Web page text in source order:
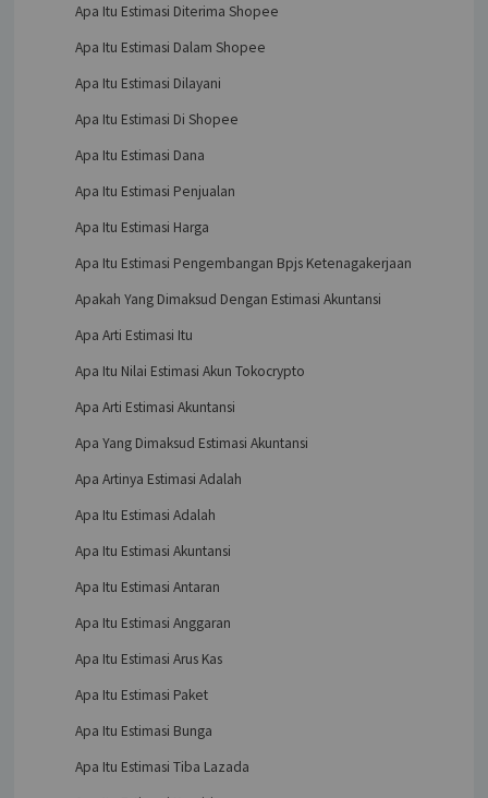
Apa Itu Estimasi Diterima Shopee
Apa Itu Estimasi Dalam Shopee
Apa Itu Estimasi Dilayani
Apa Itu Estimasi Di Shopee
Apa Itu Estimasi Dana
Apa Itu Estimasi Penjualan
Apa Itu Estimasi Harga
Apa Itu Estimasi Pengembangan Bpjs Ketenagakerjaan
Apakah Yang Dimaksud Dengan Estimasi Akuntansi
Apa Arti Estimasi Itu
Apa Itu Nilai Estimasi Akun Tokocrypto
Apa Arti Estimasi Akuntansi
Apa Yang Dimaksud Estimasi Akuntansi
Apa Artinya Estimasi Adalah
Apa Itu Estimasi Adalah
Apa Itu Estimasi Akuntansi
Apa Itu Estimasi Antaran
Apa Itu Estimasi Anggaran
Apa Itu Estimasi Arus Kas
Apa Itu Estimasi Paket
Apa Itu Estimasi Bunga
Apa Itu Estimasi Tiba Lazada